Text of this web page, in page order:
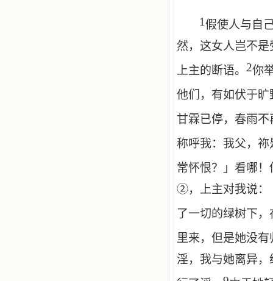
1假使人与自
然，这女人岂不
上主的断语。 2你
他们，有如伏于
甘霖已停，春雨
称呼我：我父，
常怀恨？」看哪
②，上主对我说：
了一切的绿树下
里来，但是她没
淫，我与她离异